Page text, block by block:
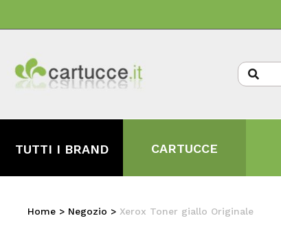
TUTTI I BRAND CARTUCCE
Home > Negozio > Xerox Toner giallo Originale